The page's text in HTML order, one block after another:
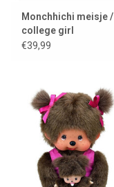
Monchhichi meisje /
college girl
€39,99